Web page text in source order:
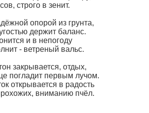
строго в зенит.
опорой из грунта,
держит баланс.
и в непогоду
- ветреный вальс.
закрывается, отдых,
погладит первым лучом.
открывается в радость
вниманию пчёл.